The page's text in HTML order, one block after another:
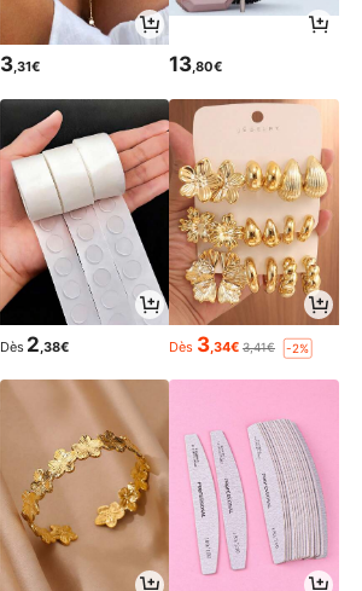
3,31€ 13 ,80€
Dès 2,38€ Dès 3,34€ 3,41€ -2%